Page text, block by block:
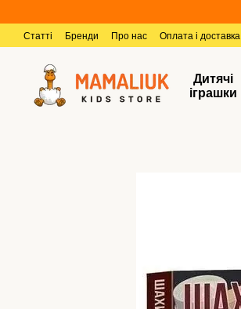
Статті Бренди Про нас Оплата і доставка
Дитячі
іграшки